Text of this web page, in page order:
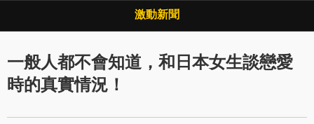
激動新聞
一般人都不會知道，和日本女生談戀愛
時的真實情況！
Copyright © 2026 ·激動新聞